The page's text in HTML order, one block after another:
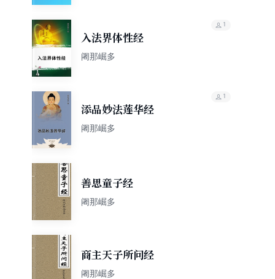
入法界体性经
阇那崛多
1
添品妙法莲华经
阇那崛多
1
善思童子经
阇那崛多
商主天子所问经
阇那崛多